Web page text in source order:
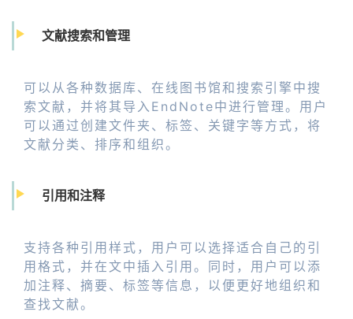
文献搜索和管理
可以从各种数据库、在线图书馆和搜索引擎中搜
索文献，并将其导入EndNote中进行管理。用户
可以通过创建文件夹、标签、关键字等方式，将
文献分类、排序和组织。
引用和注释
支持各种引用样式，用户可以选择适合自己的引
用格式，并在文中插入引用。同时，用户可以添
加注释、摘要、标签等信息，以便更好地组织和
查找文献。